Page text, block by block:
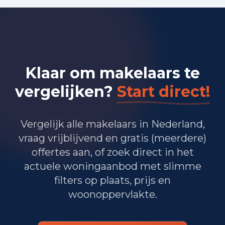
Zakelijke dienstverlening 63.535
Landbouw, bosbouw en visserij
Vervoer, informatie en communicatie 26.775
Financiele diensten en onroerendgoed 9.355
Cultuur, recreatie en overige diensten
Totaal aantal bedrijfsvestigingen:209.480
Klaar om makelaars te
vergelijken? Start direct!
Vergelijk alle makelaars in Nederland,
vraag vrijblijvend en gratis (meerdere)
offertes aan, of zoek direct in het
actuele woningaanbod met slimme
filters op plaats, prijs en
woonoppervlakte.